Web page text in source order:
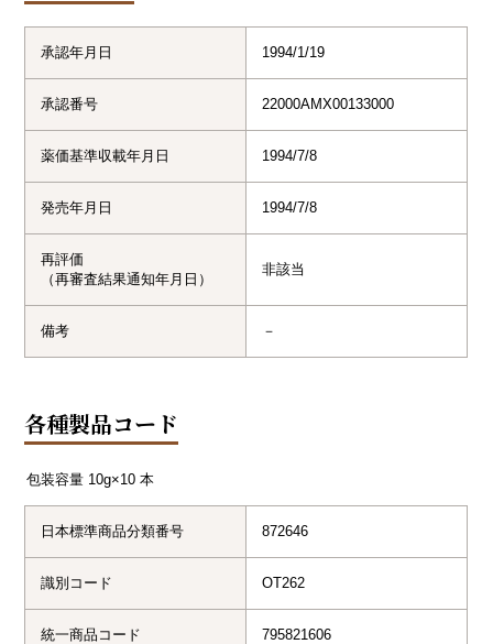
承認年月日 1994/1/19
承認番号 22000AMX00133000
薬価基準収載年月日 1994/7/8
発売年月日 1994/7/8
再評価
（再審査結果通知年月日）
非該当
備考 －
各種製品コード
包装容量 10g×10 本
日本標準商品分類番号 872646
識別コード OT262
統一商品コード 795821606